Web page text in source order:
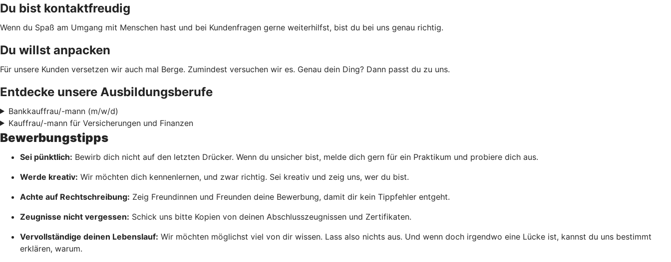
Du bist kontaktfreudig
Wenn du Spaß am Umgang mit Menschen hast und bei Kundenfragen gerne weiterhilfst, bist du bei uns genau richtig.
Du willst anpacken
Für unsere Kunden versetzen wir auch mal Berge. Zumindest versuchen wir es. Genau dein Ding? Dann passt du zu uns.
Entdecke unsere Ausbildungsberufe
Bankkauffrau/-mann (m/w/d)
Kauffrau/-mann für Versicherungen und Finanzen
Bewerbungstipps
Sei pünktlich: Bewirb dich nicht auf den letzten Drücker. Wenn du unsicher bist, melde dich gern für ein Praktikum und probiere dich aus.
Werde kreativ: Wir möchten dich kennenlernen, und zwar richtig. Sei kreativ und zeig uns, wer du bist.
Achte auf Rechtschreibung: Zeig Freundinnen und Freunden deine Bewerbung, damit dir kein Tippfehler entgeht.
Zeugnisse nicht vergessen: Schick uns bitte Kopien von deinen Abschlusszeugnissen und Zertifikaten.
Vervollständige deinen Lebenslauf: Wir möchten möglichst viel von dir wissen. Lass also nichts aus. Und wenn doch irgendwo eine Lücke ist, kannst du uns bestimmt
erklären, warum.